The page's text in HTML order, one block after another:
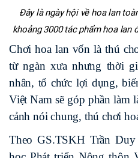
Đây là ngày hội về hoa lan
khoảng 3000 tác phẩm hoa lan
Chơi hoa lan vốn là thú
từ ngàn xưa nhưng thời
nhân, tổ chức lợi dụng,
Việt Nam sẽ góp phần làm
cảnh nói chung, thú chơi
Theo GS.TSKH Trần